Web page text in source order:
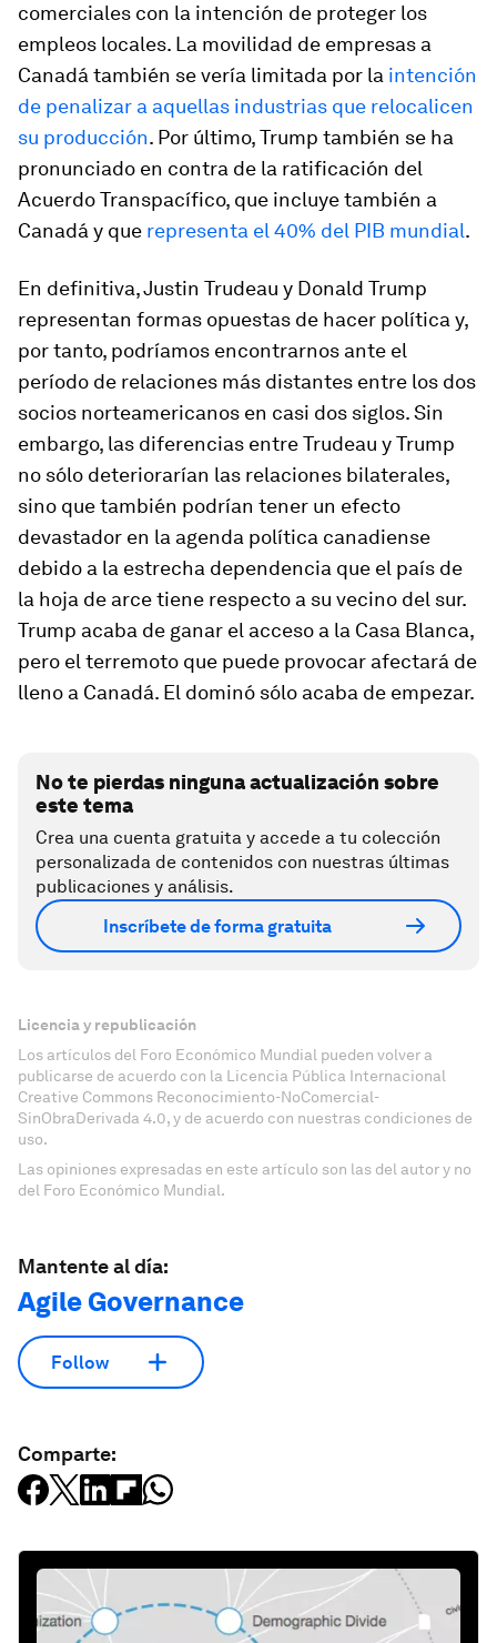
comerciales con la intención de proteger los
empleos locales. La movilidad de empresas a
Canadá también se vería limitada por la intención
de penalizar a aquellas industrias que relocalicen
su producción. Por último, Trump también se ha
pronunciado en contra de la ratificación del
Acuerdo Transpacífico, que incluye también a
Canadá y que representa el 40% del PIB mundial.
En definitiva, Justin Trudeau y Donald Trump
representan formas opuestas de hacer política y,
por tanto, podríamos encontrarnos ante el
período de relaciones más distantes entre los dos
socios norteamericanos en casi dos siglos. Sin
embargo, las diferencias entre Trudeau y Trump
no sólo deteriorarían las relaciones bilaterales,
sino que también podrían tener un efecto
devastador en la agenda política canadiense
debido a la estrecha dependencia que el país de
la hoja de arcetiene respecto a su vecino del sur.
Trump acaba de ganar el acceso a la Casa Blanca,
pero el terremoto que puede provocar afectará de
lleno a Canadá. El dominó sólo acaba de empezar.
No te pierdas ninguna actualización sobre
este tema
Crea una cuenta gratuita y accede a tu colección
personalizada de contenidos con nuestras últimas
publicaciones y análisis.
Inscríbete de forma gratuita
Licencia y republicación
Los artículos del Foro Económico Mundial pueden volver a
publicarse de acuerdo con la Licencia Pública Internacional
Creative Commons Reconocimiento-NoComercial-
SinObraDerivada 4.0, y de acuerdo con nuestras condiciones de
uso.
Las opiniones expresadas en este artículo son las del autor y no
del Foro Económico Mundial.
Mantente al día:
Agile Governance
Follow
Comparte: